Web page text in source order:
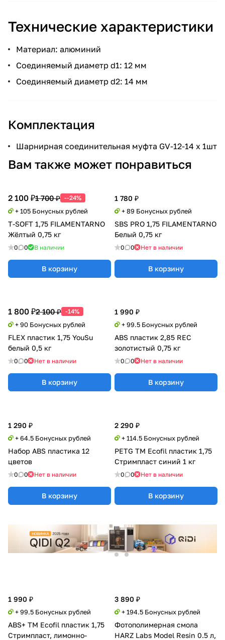
Технические характеристики
Материал: алюминий
Соединяемый диаметр d1: 12 мм
Соединяемый диаметр d2: 14 мм
Комплектация
Шарнирная соединительная муфта GV-12-14 х 1шт
Вам также может понравиться
2 100 ₽1 700 ₽ --24%
+ 105 Бонусных рублей
T-SOFT 1,75 FILAMENTARNO
Жёлтый 0,75 кг
0 0 В наличии
В корзину
1 780 ₽
+ 89 Бонусных рублей
SBS PRO 1,75 FILAMENTARNO
Белый 0,75 кг
0 0 Нет в наличии
В корзину
1 990 ₽
+ 99.5 Бонусных рублей
ABS пластик 2,85 REC
золотистый 0,75 кг
0 0 Нет в наличии
В корзину
1 290 ₽
+ 64.5 Бонусных рублей
Набор ABS пластика 12
цветов
0 0 Нет в наличии
В корзину
2 290 ₽
+ 114.5 Бонусных рублей
PETG TM Ecofil пластик 1,75
Стримпласт синий 1 кг
0 0 Нет в наличии
В корзину
1 990 ₽
+ 99.5 Бонусных рублей
ABS+ TM Ecofil пластик 1,75
Стримпласт, лимонно-
3 890 ₽
+ 194.5 Бонусных рублей
Фотополимерная смола
HARZ Labs Model Resin 0.5 л,
1 800 ₽2 100 ₽ -14%
+ 90 Бонусных рублей
FLEX пластик 1,75 YouSu
белый 0,5 кг
0 0 Нет в наличии
В корзину